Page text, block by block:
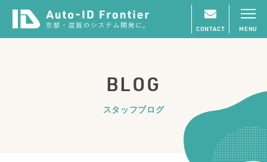
CONTACT MENU
BLOG
スタッフブログ